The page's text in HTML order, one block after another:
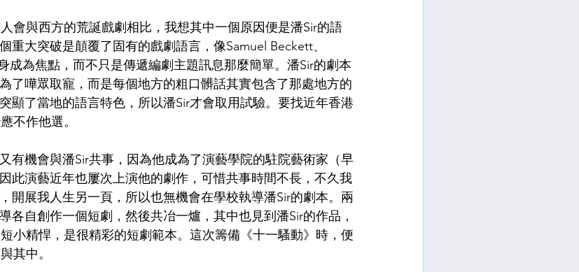
會與西方的荒誕戲劇相比，我想其中一個原因便是潘Sir的語
重大突破是顛覆了固有的戲劇語言，像Samuel Beckett、
成為焦點，而不只是傳遞編劇主題訊息那麼簡單。潘Sir的劇本
了嘩眾取寵，而是每個地方的粗口髒話其實包含了那處地方的
顯了當地的語言特色，所以潘Sir才會取用試驗。要找近年香港
不作他選。
有機會與潘Sir共事，因為他成為了演藝學院的駐院藝術家（早
此演藝近年也屢次上演他的劇作，可惜共事時間不長，不久我
開展我人生另一頁，所以也無機會在學校執導潘Sir的劇本。兩
各自創作一個短劇，然後共冶一爐，其中也見到潘Sir的作品，
小精悍，是很精彩的短劇範本。這次籌備《十一騷動》時，便
其中。